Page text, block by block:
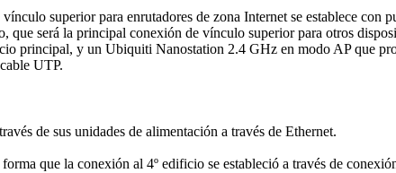
superior para enrutadores de zona Internet se establece
será la principal conexión de vínculo superior para otros
principal, y un Ubiquiti Nanostation 2.4 GHz en modo AP que
UTP.
de sus unidades de alimentación a través de Ethernet.
que la conexión al 4º edificio se estableció a través de